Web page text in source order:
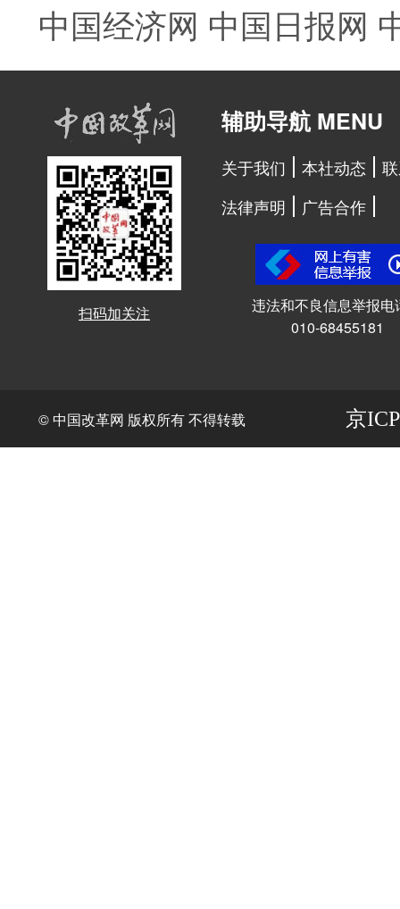
中国经济网 中国日报网
扫码加关注
辅助导航 MENU
关于我们 本社动态
法律声明
广告合作
违法和不良信息举报电
010-68455181
© 中国改革网 版权所有 不得转载 京